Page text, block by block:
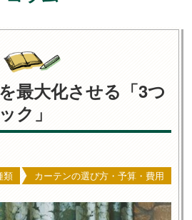
最大化させる「3つ
ク」
類 カーテンの選び方・予算・費用